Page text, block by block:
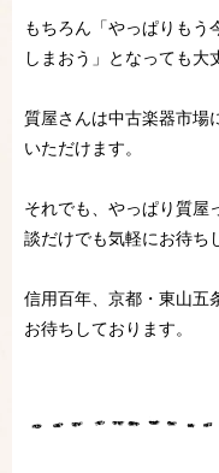
もちろん「やっぱりもう
しまおう」となっても大
質屋さんは中古楽器市場
いただけます。
それでも、やっぱり質屋
談だけでも気軽にお待ち
信用百年、京都・東山五
お待ちしております。